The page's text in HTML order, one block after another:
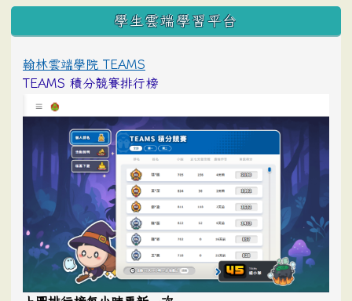
學生雲端學習平台
翰林雲端學院 TEAMS
TEAMS 積分競賽排行榜